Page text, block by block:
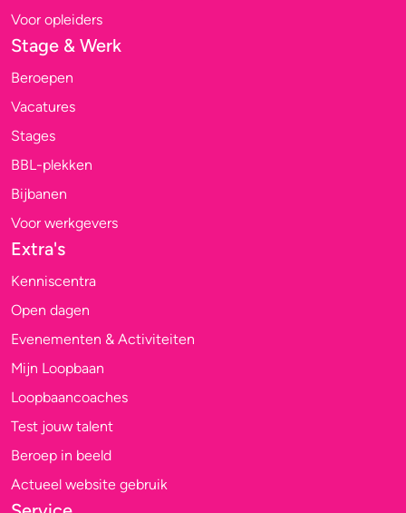
Voor opleiders
Stage & Werk
Beroepen
Vacatures
Stages
BBL-plekken
Bijbanen
Voor werkgevers
Extra's
Kenniscentra
Open dagen
Evenementen & Activiteiten
Mijn Loopbaan
Loopbaancoaches
Test jouw talent
Beroep in beeld
Actueel website gebruik